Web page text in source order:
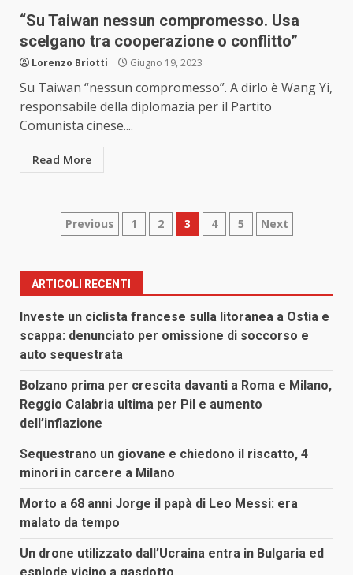
“Su Taiwan nessun compromesso. Usa
scelgano tra cooperazione o conflitto”
Lorenzo Briotti Giugno 19, 2023
Su Taiwan “nessun compromesso”. A dirlo è Wang Yi,
responsabile della diplomazia per il Partito
Comunista cinese....
Read More
Paginazione
articoli
Previous 1 2 3 4 5 Next
ARTICOLI RECENTI
Investe un ciclista francese sulla litoranea a Ostia e
scappa: denunciato per omissione di soccorso e
auto sequestrata
Bolzano prima per crescita davanti a Roma e Milano,
Reggio Calabria ultima per Pil e aumento
dell’inflazione
Sequestrano un giovane e chiedono il riscatto, 4
minori in carcere a Milano
Morto a 68 anni Jorge il papà di Leo Messi: era
malato da tempo
Un drone utilizzato dall’Ucraina entra in Bulgaria ed